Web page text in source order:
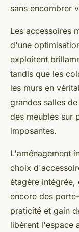
sans encombrer
Les accessoires
d'une
exploitent
tandis que les
les murs en
grandes salles
des meubles sur
imposantes.
L'aménagement
choix
étagère intégrée,
encore des
praticité et gain
libèrent l'espace